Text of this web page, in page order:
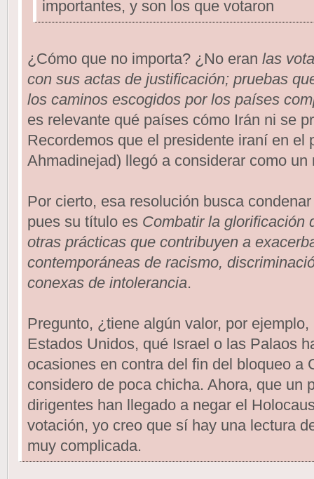
importantes, y son los que votaron
¿Cómo que no importa? ¿No eran las
con sus actas de justificación; pruebas
los caminos escogidos por los países
es relevante qué países cómo Irán ni se
Recordemos que el presidente iraní en el
Ahmadinejad) llegó a considerar como
Por cierto, esa resolución busca
pues su título es Combatir la glorificación
otras prácticas que contribuyen a
contemporáneas de racismo,
conexas de intolerancia.
Pregunto, ¿tiene algún valor, por
Estados Unidos, qué Israel o las Palaos
ocasiones en contra del fin del bloqueo a
considero de poca chicha. Ahora, que un
dirigentes han llegado a negar el
votación, yo creo que sí hay una lectura
muy complicada.